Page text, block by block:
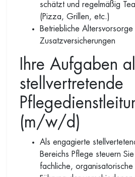
schätzt und regelmäßig
(Pizza, Grillen, etc.)
Betriebliche Altersvorsorge
Zusatzversicherungen
Ihre Aufgaben
stellvertretende
(m/w/d)
Als engagierte
Bereichs Pflege steuern
fachliche,